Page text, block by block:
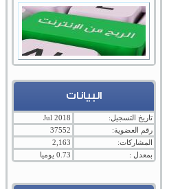
البيانات
تاريخ التسجيل:
Jul 2018
رقم العضوية:
37552
المشاركات:
2,163
بمعدل :
0.73 يوميا